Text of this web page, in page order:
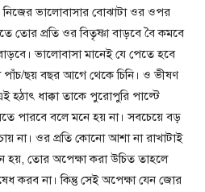
নিজের ভালোবাসার বোঝাটা ওর ওপর
তোর প্রতি ওর বিতৃষ্ণা বাড়বে বৈ কমবে
ভালোবাসা মানেই যে পেতে হবে
ছয় বছর আগে থেকে চিনি। ও ভীষণ
হঠাৎ ধাক্কা তাকে পুরোপুরি পাল্টে
পারবে বলে মনে হয় না। সবচেয়ে বড়
না। ওর প্রতি কোনো আশা না রাখাটাই
তোর অপেক্ষা করা উচিত তাহলে
করব না। কিন্তু সেই অপেক্ষা যেন জোর